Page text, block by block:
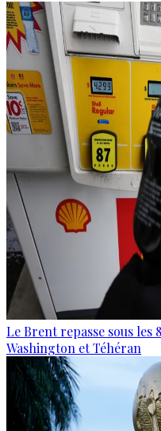
Le Brent repasse sous
Washington et Téhéran